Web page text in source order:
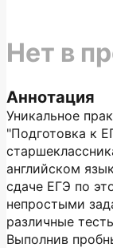
Аннотация
Уникальное
"Подготовка к
английском
сдаче ЕГЭ по
непростыми
различные
Выполнив
Нет в